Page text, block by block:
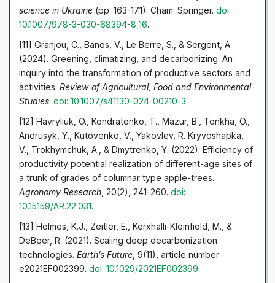
science in Ukraine (pp. 163-171). Cham: Springer.doi:
10.1007/978-3-030-68394-8_16.
[11] Granjou, C., Banos, V., Le Berre, S., & Sergent, A.
(2024). Greening, climatizing, and decarbonizing: An
inquiry into the transformation of productive sectors and
activities.Review of Agricultural, Food and Environmental
Studies.doi: 10.1007/s41130-024-00210-3.
[12] Havryliuk, O., Kondratenko, T., Mazur, B., Tonkha, O.,
Andrusyk, Y., Kutovenko, V., Yakovlev, R. Kryvoshapka,
V., Trokhymchuk, A., & Dmytrenko, Y. (2022). Efficiency of
productivity potential realization of different-age sites of
a trunk of grades of columnar type apple-trees.
Agronomy Research , 20(2), 241-260.doi:
10.15159/AR.22.031.
[13] Holmes, K.J., Zeitler, E., Kerxhalli-Kleinfield, M., &
DeBoer, R. (2021). Scaling deep decarbonization
technologies.Earth’s Future , 9(11), article number
e2021EF002399.doi: 10.1029/2021EF002399.